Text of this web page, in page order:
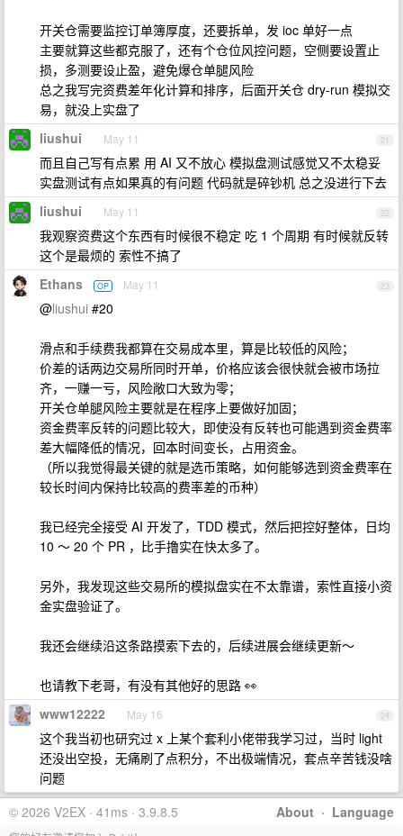
开关仓需要监控订单簿厚度，还要拆单，发 ioc 单好一点
主要就算这些都克服了，还有个仓位风控问题，空侧要设置止
损，多测要设止盈，避免爆仓单腿风险
总之我写完资费差年化计算和排序，后面开关仓 dry-run 模拟交
易，就没上实盘了
21
liushui May 11
而且自己写有点累 用 AI 又不放心 模拟盘测试感觉又不太稳妥
实盘测试有点如果真的有问题 代码就是碎钞机 总之没进行下去
22
liushui May 11
我观察资费这个东西有时候很不稳定 吃 1 个周期 有时候就反转
这个是最烦的 索性不搞了
23
Ethans OP May 11
@liushui #20
滑点和手续费我都算在交易成本里，算是比较低的风险；
价差的话两边交易所同时开单，价格应该会很快就会被市场拉
齐，一赚一亏，风险敞口大致为零；
开关仓单腿风险主要就是在程序上要做好加固；
资金费率反转的问题比较大，即使没有反转也可能遇到资金费率
差大幅降低的情况，回本时间变长，占用资金。
（所以我觉得最关键的就是选币策略，如何能够选到资金费率在
较长时间内保持比较高的费率差的币种）
我已经完全接受 AI 开发了，TDD 模式，然后把控好整体，日均
10 ～ 20 个 PR ，比手撸实在快太多了。
另外，我发现这些交易所的模拟盘实在不太靠谱，索性直接小资
金实盘验证了。
我还会继续沿这条路摸索下去的，后续进展会继续更新～
也请教下老哥，有没有其他好的思路 👀
24
www12222 May 16
这个我当初也研究过 x 上某个套利小佬带我学习过，当时 light
还没出空投，无痛刷了点积分，不出极端情况，套点辛苦钱没啥
问题
About · Language
© 2026 V2EX · 41ms · 3.9.8.5